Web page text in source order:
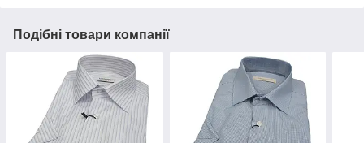
Подібні товари компанії